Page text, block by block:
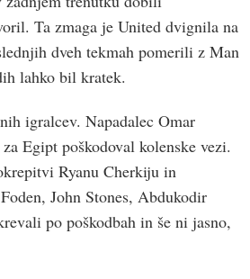
Ta zmaga je United dvignila na
dveh tekmah pomerili z Man
lahko bil kratek.
igralcev. Napadalec Omar
Egipt poškodoval kolenske vezi.
Ryanu Cherkiju in
John Stones, Abdukodir
po poškodbah in še ni jasno,